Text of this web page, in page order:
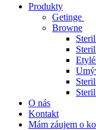
Produkty
Getinge
Browne
O nás
Kontakt
Mám záujem o